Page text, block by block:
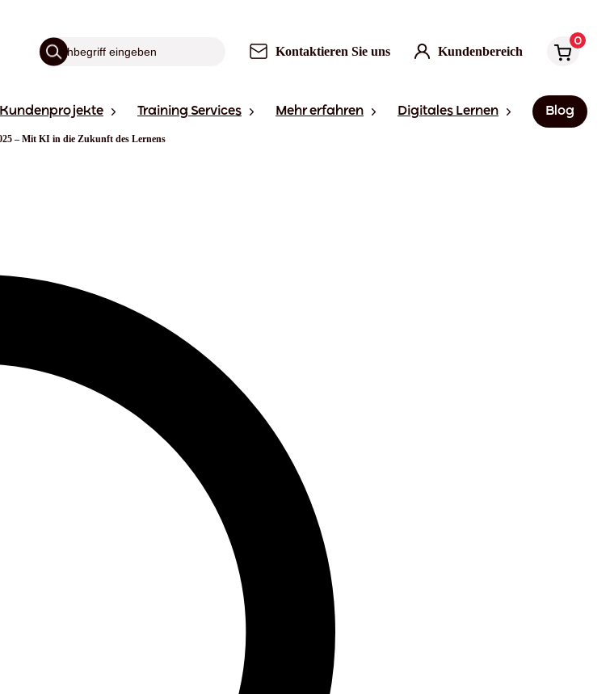
Kontaktieren Sie uns Kundenbereich
0
Kundenprojekte Training Services Mehr erfahren Digitales Lernen Blog
– Mit KI in die Zukunft des Lernens